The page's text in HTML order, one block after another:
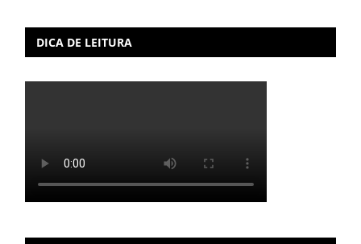
DICA DE LEITURA